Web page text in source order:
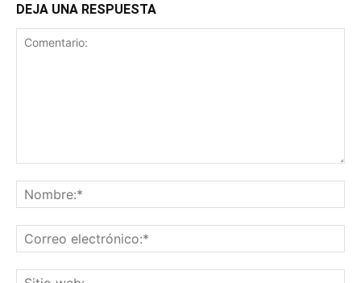
DEJA UNA RESPUESTA